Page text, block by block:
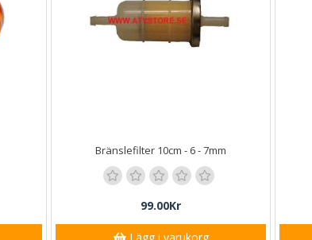
Bränslefilter 10cm - 6 - 7mm
99.00Kr